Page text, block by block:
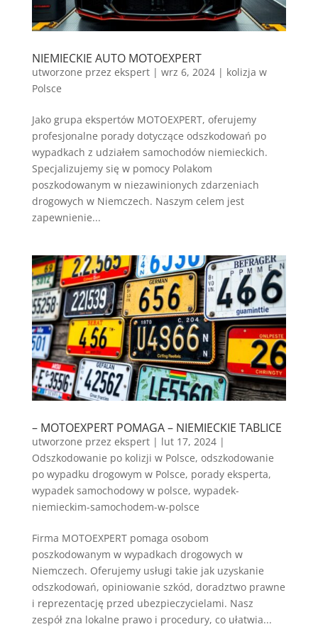
NIEMIECKIE AUTO MOTOEXPERT
utworzone przez ekspert| wrz 6, 2024| kolizja w
Polsce
Jako grupa ekspertów MOTOEXPERT, oferujemy
profesjonalne porady dotyczące odszkodowań po
wypadkach z udziałem samochodów niemieckich.
Specjalizujemy się w pomocy Polakom
poszkodowanym w niezawinionych zdarzeniach
drogowych w Niemczech. Naszym celem jest
zapewnienie...
– MOTOEXPERT POMAGA – NIEMIECKIE TABLICE
utworzone przez ekspert| lut 17, 2024|
Odszkodowanie po kolizji w Polsce, odszkodowanie
po wypadku drogowym w Polsce, porady eksperta,
wypadek samochodowy w polsce, wypadek-
niemieckim-samochodem-w-polsce
Firma MOTOEXPERT pomaga osobom
poszkodowanym w wypadkach drogowych w
Niemczech. Oferujemy usługi takie jak uzyskanie
odszkodowań, opiniowanie szkód, doradztwo prawne
i reprezentację przed ubezpieczycielami. Nasz
zespół zna lokalne prawo i procedury, co ułatwia...